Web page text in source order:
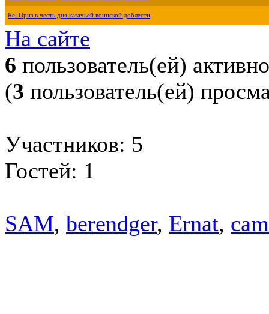
Re: Приз в честь дня казачьей воинской доблести
На сайте
6 пользователь(ей) активно
(3 пользователь(ей)
Участников: 5
Гостей: 1
SAM, berendger, Ernat,